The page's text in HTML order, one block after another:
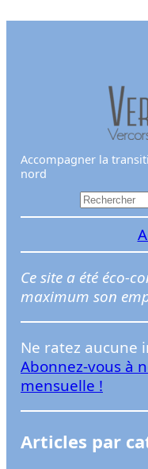
Accompagner la
nord
e
h
e
r
e
r
Ce site a été éco-
maximum son
Ne ratez aucune
Abonnez-vous à
mensuelle !
Articles par